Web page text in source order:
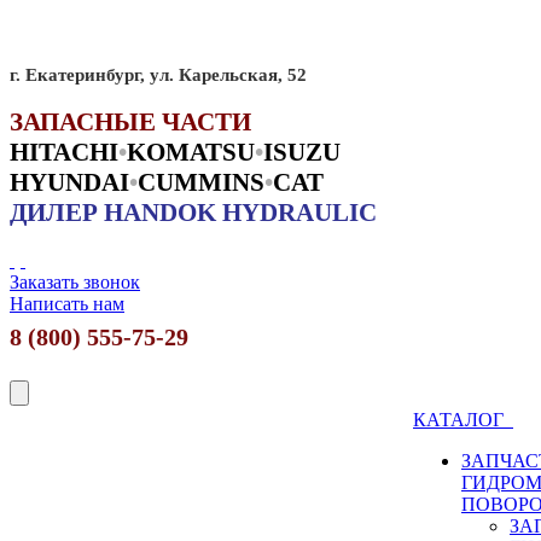
г. Екатеринбург, ул. Карельская, 52
ЗАПАСНЫЕ ЧАСТИ
HITACHI•KOMATSU•ISUZU
HYUNDAI•CUMMINS•CAT
ДИЛЕР HANDOK HYDRAULIC
Заказать звонок
Написать нам
8 (800) 555-75-29
КАТАЛОГ